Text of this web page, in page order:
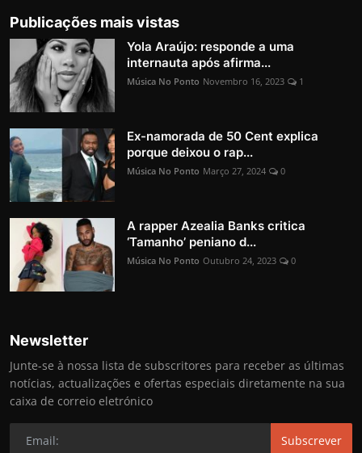
Publicações mais vistas
Yola Araújo: responde a uma
internauta após afirma...
Música No Ponto Novembro 16, 2023 1
Ex-namorada de 50 Cent explica
porque deixou o rap...
Música No Ponto Março 27, 2024 0
A rapper Azealia Banks critica
‘Tamanho’ peniano d...
Música No Ponto Outubro 24, 2023 0
Newsletter
Junte-se à nossa lista de subscritores para receber as últimas
notícias, actualizações e ofertas especiais diretamente na sua
caixa de correio eletrónico
Subscrever